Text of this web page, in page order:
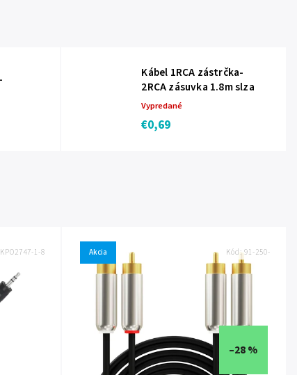
Kábel 1RCA zástrčka-
2RCA zásuvka 1.8m slza
Vypredané
€0,69
1-8 Akcia
–28 %
Kód:91-250-